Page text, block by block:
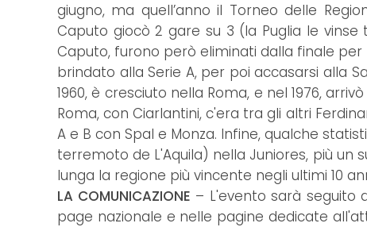
giugno, ma quell’anno il Torneo delle
Caputo giocò 2 gare su 3 (la Puglia le
Caputo, furono però eliminati dalla finale per
brindato alla Serie A, per poi accasarsi alla
1960, è cresciuto nella Roma, e nel 1976,
Roma, con Ciarlantini, c'era tra gli altri
A e B con Spal e Monza. Infine, qualche
terremoto de L'Aquila) nella Juniores, più un
lunga la regione più vincente negli ultimi 10
LA COMUNICAZIONE – L'evento sarà seguito
page nazionale e nelle pagine dedicate